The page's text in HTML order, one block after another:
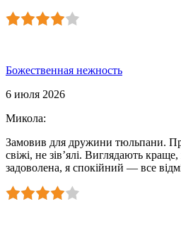
Божественная нежность
6 июля 2026
Микола:
Замовив для дружини тюльпани.
свіжі, не зів’ялі. Виглядають
задоволена, я спокійний — все